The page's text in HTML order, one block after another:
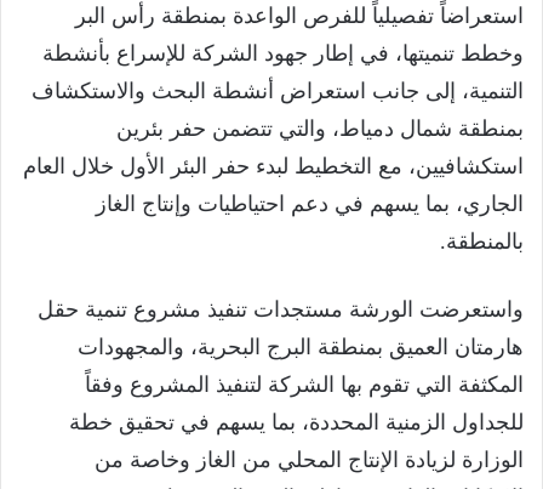
استعراضاً تفصيلياً للفرص الواعدة بمنطقة رأس البر
وخطط تنميتها، في إطار جهود الشركة للإسراع بأنشطة
التنمية، إلى جانب استعراض أنشطة البحث والاستكشاف
بمنطقة شمال دمياط، والتي تتضمن حفر بئرين
استكشافيين، مع التخطيط لبدء حفر البئر الأول خلال العام
الجاري، بما يسهم في دعم احتياطيات وإنتاج الغاز
بالمنطقة.
واستعرضت الورشة مستجدات تنفيذ مشروع تنمية حقل
هارمتان العميق بمنطقة البرج البحرية، والمجهودات
المكثفة التي تقوم بها الشركة لتنفيذ المشروع وفقاً
للجداول الزمنية المحددة، بما يسهم في تحقيق خطة
الوزارة لزيادة الإنتاج المحلي من الغاز وخاصة من